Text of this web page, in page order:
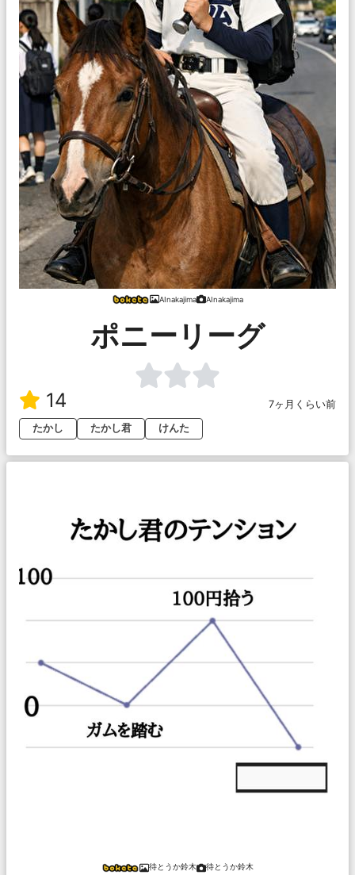
AInakajima AInakajima
ポニーリーグ
14
7ヶ月くらい前
たかし
たかし君 けんた
待とうか鈴木 待とうか鈴木